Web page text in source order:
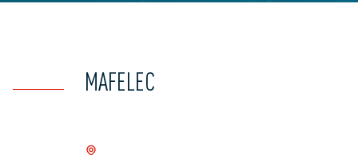
MAFELEC